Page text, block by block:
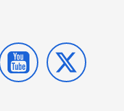
YOUTUBE
X